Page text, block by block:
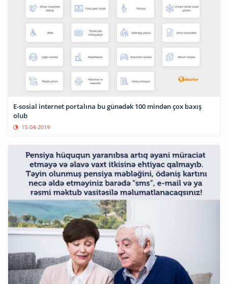
E-sosial internet portalına bu günədək 100 mindən çox baxış
olub
15-04-2019